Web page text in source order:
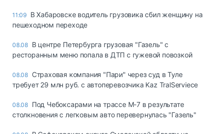
11:09 В Хабаровске водитель грузовика сбил женщину на
пешеходном переходе
08.08 В центре Петербурга грузовая "Газель" с
ресторанным меню попала в ДТП с гужевой повозкой
08.08 Страховая компания "Пари" через суд в Туле
требует 29 млн руб. с автоперевозчика Kaz TralServiece
08.08 Под Чебоксарами на трассе М-7 в результате
столкновения с легковым авто перевернулась "Газель"